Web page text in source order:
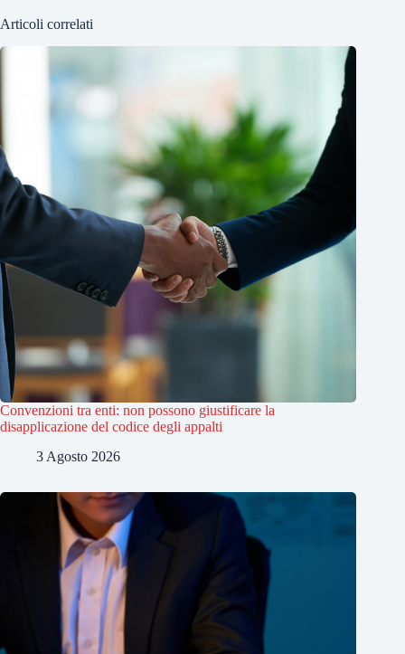
Articoli correlati
Convenzioni tra enti: non possono giustificare la
disapplicazione del codice degli appalti
3 Agosto 2026